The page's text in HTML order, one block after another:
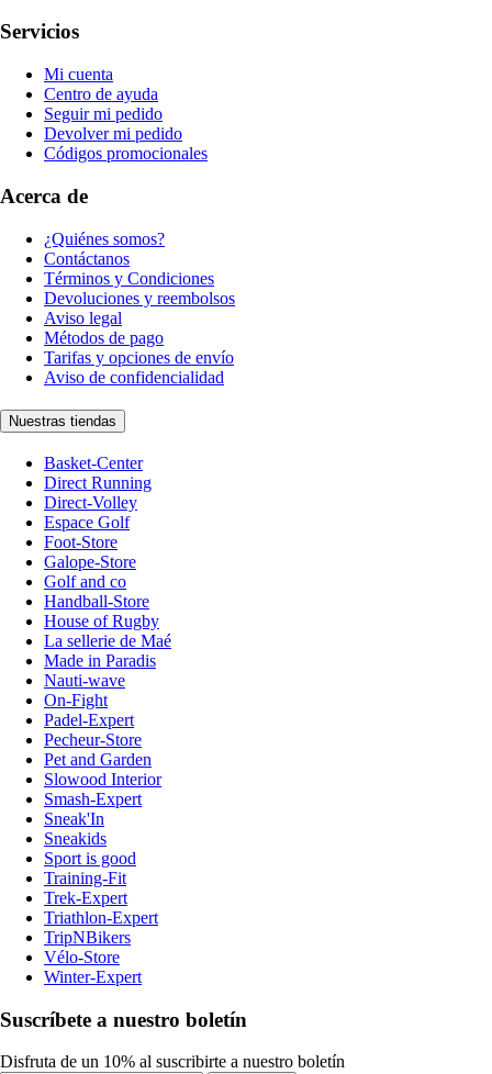
Servicios
Mi cuenta
Centro de ayuda
Seguir mi pedido
Devolver mi pedido
Códigos promocionales
Acerca de
¿Quiénes somos?
Contáctanos
Términos y Condiciones
Devoluciones y reembolsos
Aviso legal
Métodos de pago
Tarifas y opciones de envío
Aviso de confidencialidad
Nuestras tiendas
Basket-Center
Direct Running
Direct-Volley
Espace Golf
Foot-Store
Galope-Store
Golf and co
Handball-Store
House of Rugby
La sellerie de Maé
Made in Paradis
Nauti-wave
On-Fight
Padel-Expert
Pecheur-Store
Pet and Garden
Slowood Interior
Smash-Expert
Sneak'In
Sneakids
Sport is good
Training-Fit
Trek-Expert
Triathlon-Expert
TripNBikers
Vélo-Store
Winter-Expert
Suscríbete a nuestro boletín
Disfruta de un 10% al suscribirte a nuestro boletín